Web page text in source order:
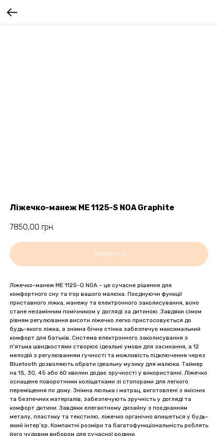
Ліжечко-манеж ME 1125-S NOA Graphite
7850,00 грн.
Замовити
Ліжечко-манеж ME 1125-G NOA – це сучасне рішення для
комфортного сну та ігор вашого малюка. Поєднуючи функції
приставного ліжка, манежу та електронного заколисування, воно
стане незамінним помічником у догляді за дитиною. Завдяки сімом
рівням регулювання висоти ліжечко легко пристосовується до
будь-якого ліжка, а знімна бічна стінка забезпечує максимальний
комфорт для батьків. Система електронного заколисування з
п’ятьма швидкостями створює ідеальні умови для засинання, а 12
мелодій з регулюванням гучності та можливість підключення через
Bluetooth дозволяють обрати ідеальну музику для малюка. Таймер
на 15, 30, 45 або 60 хвилин додає зручності у використанні. Ліжечко
оснащене поворотними коліщатками зі стопорами для легкого
переміщення по дому. Знімна люлька і матрац, виготовлені з якісних
та безпечних матеріалів, забезпечують зручність у догляді та
комфорт дитини. Завдяки елегантному дизайну з поєднанням
металу, пластику та текстилю, ліжечко органічно впишеться у будь-
який інтер’єр. Компактні розміри та багатофункціональність роблять
його чудовим вибором для сучасної родини.